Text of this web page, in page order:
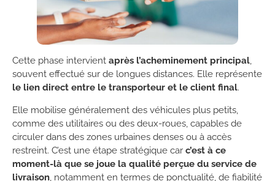
Cette phase intervient après l’acheminement principal,
souvent effectué sur de longues distances. Elle représente
le lien direct entre le transporteur et le client final.
Elle mobilise généralement des véhicules plus petits,
comme des utilitaires ou des deux-roues, capables de
circuler dans des zones urbaines denses ou à accès
restreint. C’est une étape stratégique car c’est à ce
moment-là que se joue la qualité perçue du service de
livraison, notamment en termes de ponctualité, de fiabilité